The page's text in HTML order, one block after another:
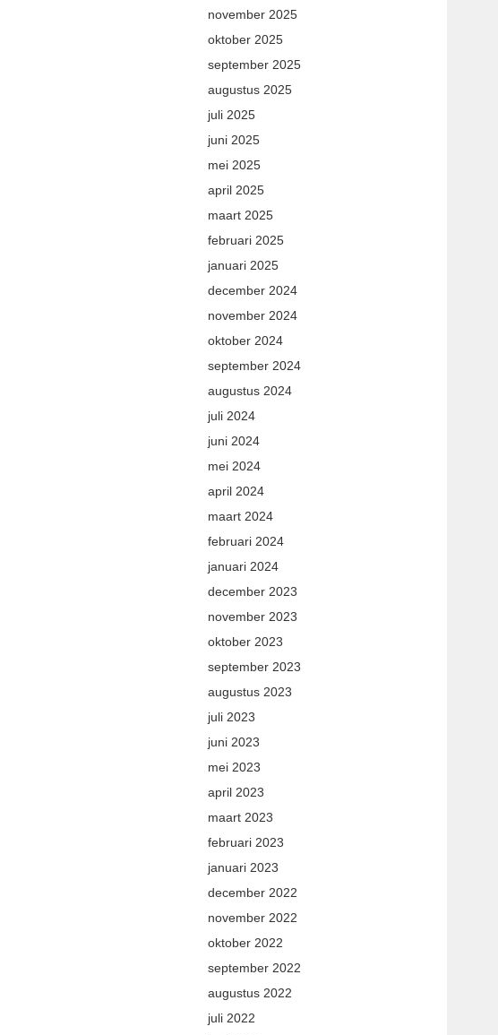
november 2025
oktober 2025
september 2025
augustus 2025
juli 2025
juni 2025
mei 2025
april 2025
maart 2025
februari 2025
januari 2025
december 2024
november 2024
oktober 2024
september 2024
augustus 2024
juli 2024
juni 2024
mei 2024
april 2024
maart 2024
februari 2024
januari 2024
december 2023
november 2023
oktober 2023
september 2023
augustus 2023
juli 2023
juni 2023
mei 2023
april 2023
maart 2023
februari 2023
januari 2023
december 2022
november 2022
oktober 2022
september 2022
augustus 2022
juli 2022